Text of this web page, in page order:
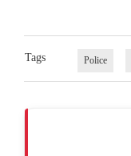
Tags Police